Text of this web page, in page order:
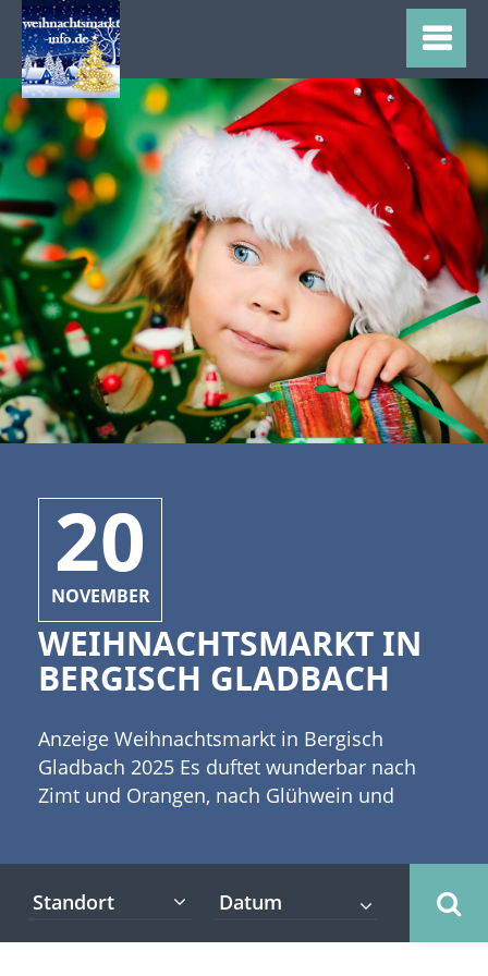
20
NOVEMBER
WEIHNACHTSMARKT IN
BERGISCH GLADBACH
Anzeige Weihnachtsmarkt in Bergisch
Gladbach 2025 Es duftet wunderbar nach
Zimt und Orangen, nach Glühwein und
Veranstaltungsort für den Bergisch
Gladbacher Weihnachtsmarkt sein. [caption
Standort